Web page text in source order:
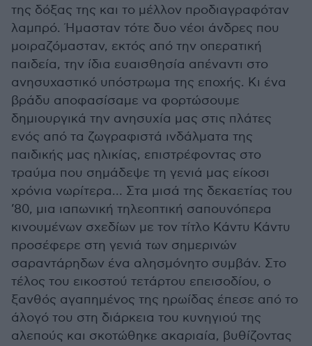
της δόξας της και το μέλλον προδιαγραφόταν
λαμπρό. Ήμασταν τότε δυο νέοι άνδρες που
μοιραζόμασταν, εκτός από την οπερατική
παιδεία, την ίδια ευαισθησία απέναντι στο
ανησυχαστικό υπόστρωμα της εποχής. Κι ένα
βράδυ αποφασίσαμε να φορτώσουμε
δημιουργικά την ανησυχία μας στις πλάτες
ενός από τα ζωγραφιστά ινδάλματα της
παιδικής μας ηλικίας, επιστρέφοντας στο
τραύμα που σημάδεψε τη γενιά μας είκοσι
χρόνια νωρίτερα… Στα μισά της δεκαετίας του
’80, μια ιαπωνική τηλεοπτική σαπουνόπερα
κινουμένων σχεδίων με τον τίτλο Κάντυ Κάντυ
προσέφερε στη γενιά των σημερινών
σαραντάρηδων ένα αλησμόνητο συμβάν. Στο
τέλος του εικοστού τετάρτου επεισοδίου, ο
ξανθός αγαπημένος της ηρωίδας έπεσε από το
άλογό του στη διάρκεια του κυνηγιού της
αλεπούς και σκοτώθηκε ακαριαία, βυθίζοντας